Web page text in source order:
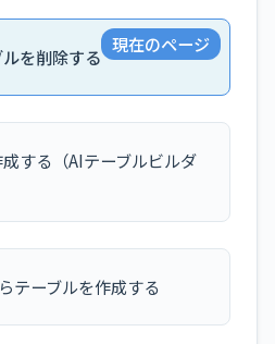
を削除する
現在のページ
する（AIテーブルビルダ
テーブルを作成する